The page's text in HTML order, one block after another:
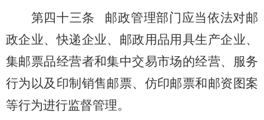
第四十三条 邮政管理部门应当依法对邮
政企业、快递企业、邮政用品用具生产企业、
集邮票品经营者和集中交易市场的经营、服务
行为以及印制销售邮票、仿印邮票和邮资图案
等行为进行监督管理。